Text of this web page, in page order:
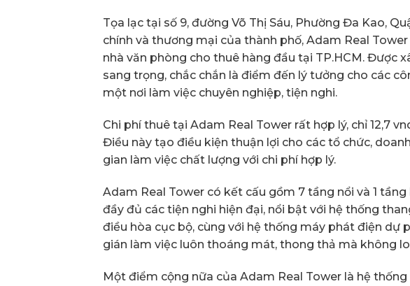
Tọa lạc tại số 9, đường Võ Thị Sáu, Phường Đa Kao,
chính và thương mại của thành phố, Adam Real
nhà văn phòng cho thuê hàng đầu tại TP.HCM. Được
sang trọng, chắc chắn là điểm đến lý tưởng cho các
một nơi làm việc chuyên nghiệp, tiện nghi.
Chi phí thuê tại Adam Real Tower rất hợp lý, chỉ 12,7
Điều này tạo điều kiện thuận lợi cho các tổ chức,
gian làm việc chất lượng với chi phí hợp lý.
Adam Real Tower có kết cấu gồm 7 tầng nổi và 1
đầy đủ các tiện nghi hiện đại, nổi bật với hệ thống
điều hòa cục bộ, cùng với hệ thống máy phát điện dự
gián làm việc luôn thoáng mát, thong thả mà không
Một điểm cộng nữa của Adam Real Tower là hệ